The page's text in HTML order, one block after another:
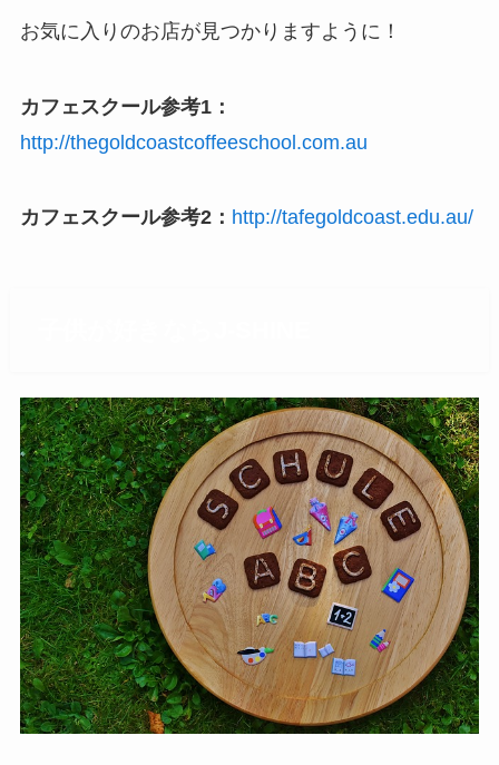
お気に入りのお店が見つかりますように！
カフェスクール参考1：
http://thegoldcoastcoffeeschool.com.au
カフェスクール参考2： http://tafegoldcoast.edu.au/